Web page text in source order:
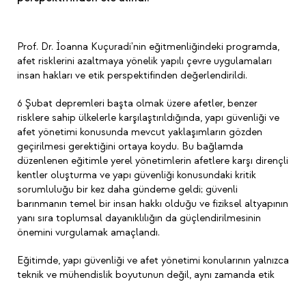
Prof. Dr. İoanna Kuçuradi'nin eğitmenliğindeki programda,
afet risklerini azaltmaya yönelik yapılı çevre uygulamaları
insan hakları ve etik perspektifinden değerlendirildi.
6 Şubat depremleri başta olmak üzere afetler, benzer
risklere sahip ülkelerle karşılaştırıldığında, yapı güvenliği ve
afet yönetimi konusunda mevcut yaklaşımların gözden
geçirilmesi gerektiğini ortaya koydu. Bu bağlamda
düzenlenen eğitimle yerel yönetimlerin afetlere karşı dirençli
kentler oluşturma ve yapı güvenliği konusundaki kritik
sorumluluğu bir kez daha gündeme geldi; güvenli
barınmanın temel bir insan hakkı olduğu ve fiziksel altyapının
yanı sıra toplumsal dayanıklılığın da güçlendirilmesinin
önemini vurgulamak amaçlandı.
Eğitimde, yapı güvenliği ve afet yönetimi konularının yalnızca
teknik ve mühendislik boyutunun değil, aynı zamanda etik